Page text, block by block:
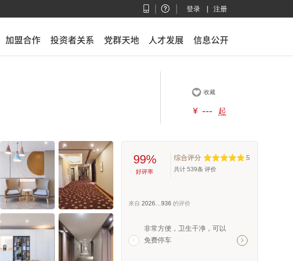
登录 | 注册
加盟合作 投资者关系 党群天地 人才发展 信息公开
加盟合作 投资者关系 党群天地 人才发展 信息公开
 收藏
¥ --- 起
99%
好评率
综合评分 5
共计 539条 评价
来自 2026…936 的评价

非常方便，卫生干净，可以
免费停车
繁华，停车免费太
